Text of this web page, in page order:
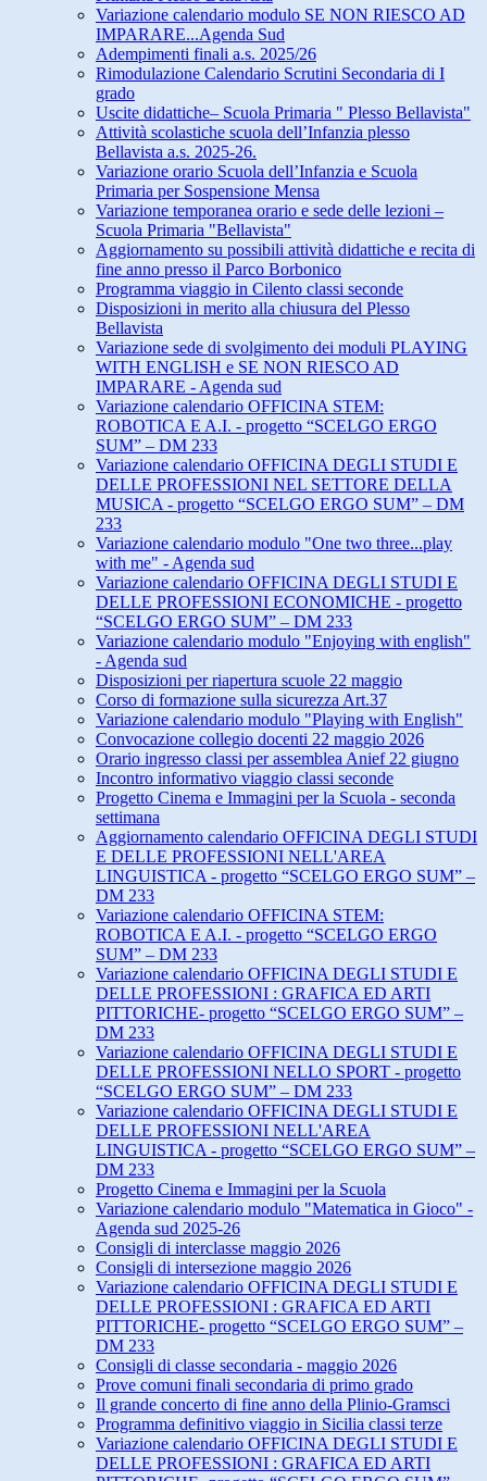
Variazione calendario modulo SE NON RIESCO AD
IMPARARE...Agenda Sud
Adempimenti finali a.s. 2025/26
Rimodulazione Calendario Scrutini Secondaria di I
grado
Uscite didattiche– Scuola Primaria " Plesso Bellavista"
Attività scolastiche scuola dell’Infanzia plesso
Bellavista a.s. 2025-26.
Variazione orario Scuola dell’Infanzia e Scuola
Primaria per Sospensione Mensa
Variazione temporanea orario e sede delle lezioni –
Scuola Primaria "Bellavista"
Aggiornamento su possibili attività didattiche e recita di
fine anno presso il Parco Borbonico
Programma viaggio in Cilento classi seconde
Disposizioni in merito alla chiusura del Plesso
Bellavista
Variazione sede di svolgimento dei moduli PLAYING
WITH ENGLISH e SE NON RIESCO AD
IMPARARE - Agenda sud
Variazione calendario OFFICINA STEM:
ROBOTICA E A.I. - progetto “SCELGO ERGO
SUM” – DM 233
Variazione calendario OFFICINA DEGLI STUDI E
DELLE PROFESSIONI NEL SETTORE DELLA
MUSICA - progetto “SCELGO ERGO SUM” – DM
233
Variazione calendario modulo "One two three...play
with me" - Agenda sud
Variazione calendario OFFICINA DEGLI STUDI E
DELLE PROFESSIONI ECONOMICHE - progetto
“SCELGO ERGO SUM” – DM 233
Variazione calendario modulo "Enjoying with english"
- Agenda sud
Disposizioni per riapertura scuole 22 maggio
Corso di formazione sulla sicurezza Art.37
Variazione calendario modulo "Playing with English"
Convocazione collegio docenti 22 maggio 2026
Orario ingresso classi per assemblea Anief 22 giugno
Incontro informativo viaggio classi seconde
Progetto Cinema e Immagini per la Scuola - seconda
settimana
Aggiornamento calendario OFFICINA DEGLI STUDI
E DELLE PROFESSIONI NELL'AREA
LINGUISTICA - progetto “SCELGO ERGO SUM” –
DM 233
Variazione calendario OFFICINA STEM:
ROBOTICA E A.I. - progetto “SCELGO ERGO
SUM” – DM 233
Variazione calendario OFFICINA DEGLI STUDI E
DELLE PROFESSIONI : GRAFICA ED ARTI
PITTORICHE- progetto “SCELGO ERGO SUM” –
DM 233
Variazione calendario OFFICINA DEGLI STUDI E
DELLE PROFESSIONI NELLO SPORT - progetto
“SCELGO ERGO SUM” – DM 233
Variazione calendario OFFICINA DEGLI STUDI E
DELLE PROFESSIONI NELL'AREA
LINGUISTICA - progetto “SCELGO ERGO SUM” –
DM 233
Progetto Cinema e Immagini per la Scuola
Variazione calendario modulo "Matematica in Gioco" -
Agenda sud 2025-26
Consigli di interclasse maggio 2026
Consigli di intersezione maggio 2026
Variazione calendario OFFICINA DEGLI STUDI E
DELLE PROFESSIONI : GRAFICA ED ARTI
PITTORICHE- progetto “SCELGO ERGO SUM” –
DM 233
Consigli di classe secondaria - maggio 2026
Prove comuni finali secondaria di primo grado
Il grande concerto di fine anno della Plinio-Gramsci
Programma definitivo viaggio in Sicilia classi terze
Variazione calendario OFFICINA DEGLI STUDI E
DELLE PROFESSIONI : GRAFICA ED ARTI